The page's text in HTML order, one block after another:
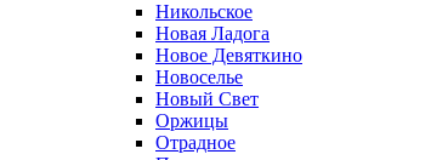
Никольское
Новая Ладога
Новое Девяткино
Новоселье
Новый Свет
Оржицы
Отрадное